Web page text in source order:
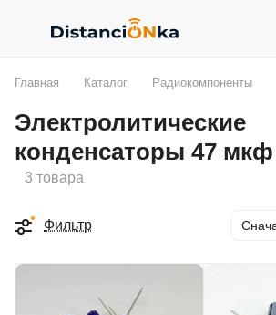
Главная Каталог Радиокомпоненты
Электролитические
конденсаторы 47 мкф
3 товара
Фильтр